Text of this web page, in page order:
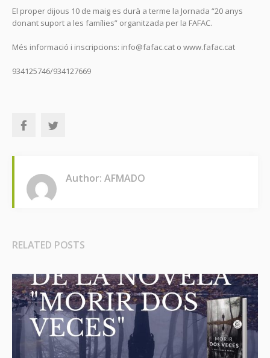
El proper dijous 10 de maig es durà a terme la Jornada “20 anys
donant suport a les famílies” organitzada per la FAFAC.
Més informació i inscripcions: info@fafac.cat o www.fafac.cat
934125746/934127669
Author: AFMADO
RELATED POSTS